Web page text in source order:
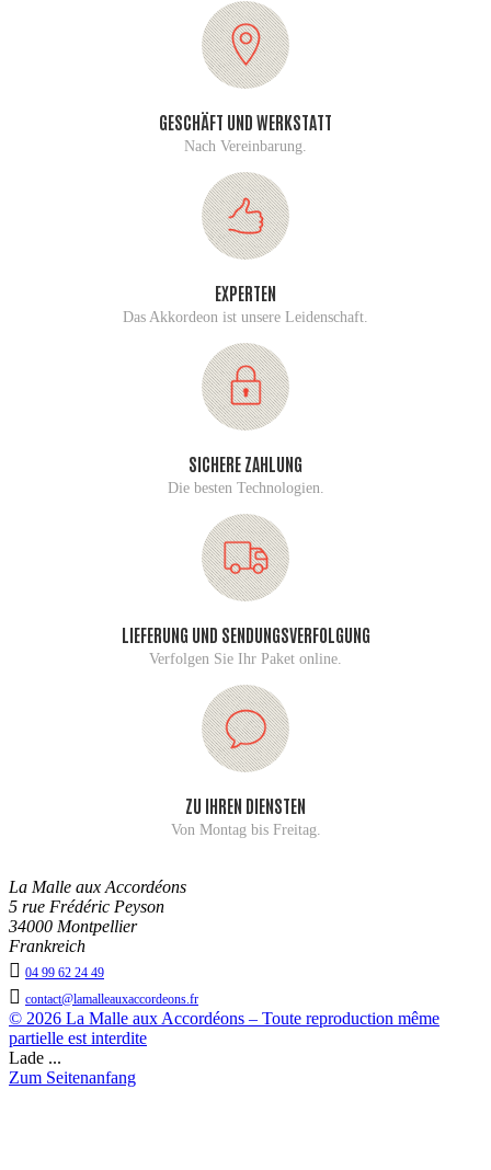
GESCHÄFT UND WERKSTATT
Nach Vereinbarung.
EXPERTEN
Das Akkordeon ist unsere Leidenschaft.
SICHERE ZAHLUNG
Die besten Technologien.
LIEFERUNG UND SENDUNGSVERFOLGUNG
Verfolgen Sie Ihr Paket online.
ZU IHREN DIENSTEN
Von Montag bis Freitag.
La Malle aux Accordéons
5 rue Frédéric Peyson
34000 Montpellier
Frankreich
 04 99 62 24 49
 contact@lamalleauxaccordeons.fr
© 2026 La Malle aux Accordéons – Toute reproduction même
partielle est interdite
Lade ...
Zum Seitenanfang